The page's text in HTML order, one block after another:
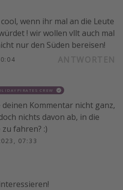
wenn ihr mal an die Leute
! wir wollen vllt auch mal
nur den Süden bereisen!
CREW
deinen Kommentar nicht ganz,
nichts davon ab, in die
fahren? :)
07:33